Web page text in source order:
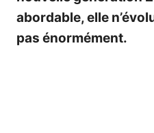
abordable, elle
pas énormément.